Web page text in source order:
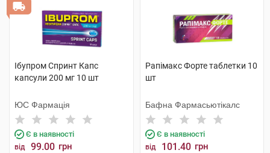
Ібупром Спринт Капс
капсули 200 мг 10 шт
ЮС Фармація
Є в наявності
від 99.00 грн
Рапімакс Форте таблетки 10
шт
Бафна Фармасьютікалс
Є в наявності
від 101.40 грн